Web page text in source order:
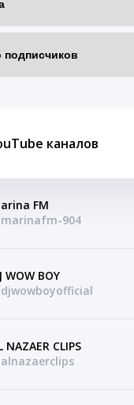
каналов
FM
904
WOW BOY
NAZAER CLIPS